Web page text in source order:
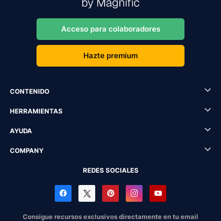
Acceso para colaboradores
Hazte premium
CONTENIDO
HERRAMIENTAS
AYUDA
COMPANY
REDES SOCIALES
Consigue recursos exclusivos directamente en tu email